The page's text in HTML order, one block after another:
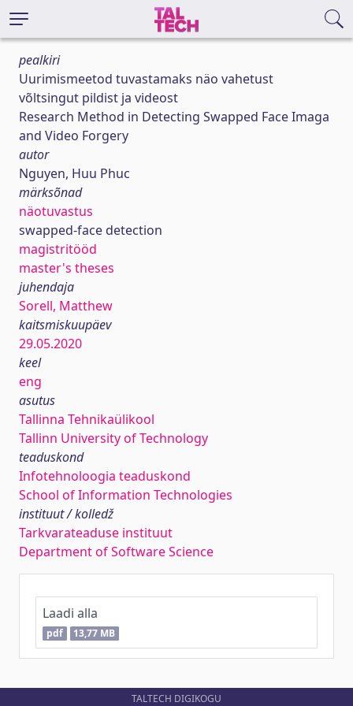
pealkiri
Uurimismeetod tuvastamaks näo vahetust
võltsingut pildist ja videost
Research Method in Detecting Swapped Face Imaga
and Video Forgery
autor
Nguyen, Huu Phuc
märksõnad
näotuvastus
swapped-face detection
magistritööd
master's theses
juhendaja
Sorell, Matthew
kaitsmiskuupäev
29.05.2020
keel
eng
asutus
Tallinna Tehnikaülikool
Tallinn University of Technology
teaduskond
Infotehnoloogia teaduskond
School of Information Technologies
instituut / kolledž
Tarkvarateaduse instituut
Department of Software Science
Laadi alla
pdf 13,77 MB
TALTECH DIGIKOGU